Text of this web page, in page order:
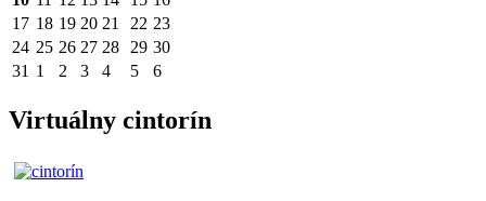
17 18 19 20 21 22 23
24 25 26 27 28 29 30
31 1 2 3 4 5 6
Virtuálny cintorín